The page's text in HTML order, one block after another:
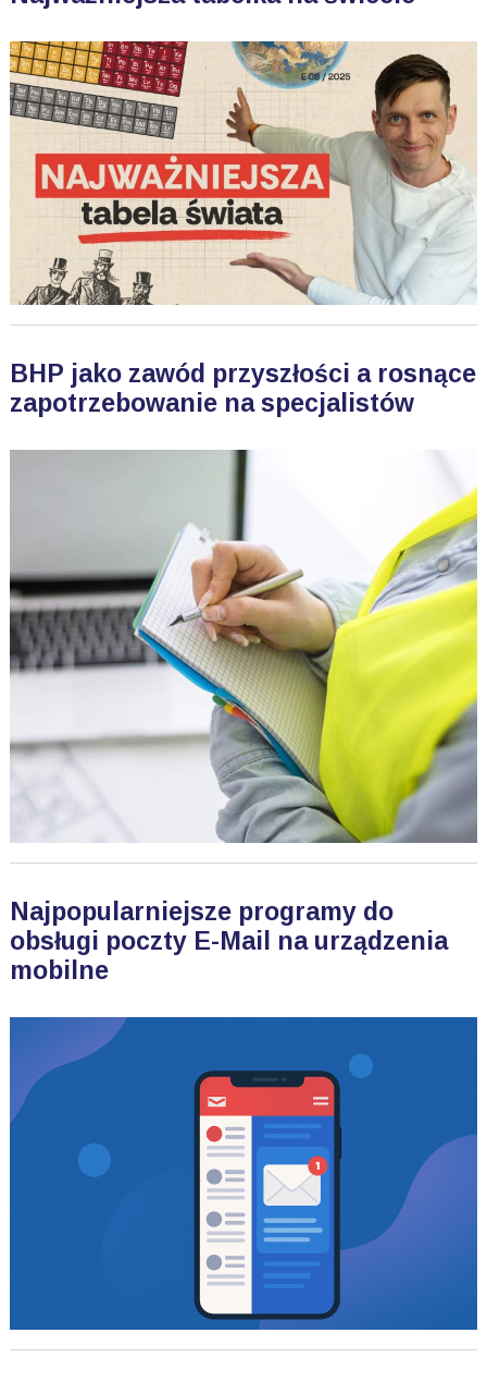
BHP jako zawód przyszłości a rosnące
zapotrzebowanie na specjalistów
Najpopularniejsze programy do
obsługi poczty E-Mail na urządzenia
mobilne